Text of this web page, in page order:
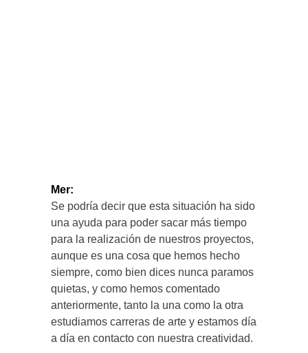
Mer:
Se podría decir que esta situación ha sido
una ayuda para poder sacar más tiempo
para la realización de nuestros proyectos,
aunque es una cosa que hemos hecho
siempre, como bien dices nunca paramos
quietas, y como hemos comentado
anteriormente, tanto la una como la otra
estudiamos carreras de arte y estamos día
a día en contacto con nuestra creatividad.